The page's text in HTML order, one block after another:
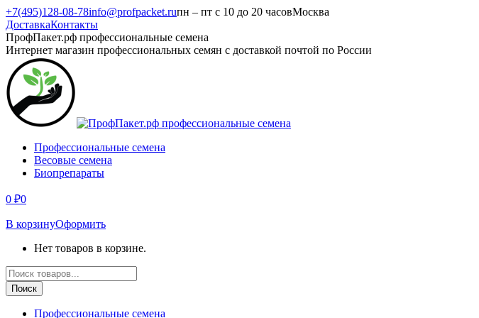
Перейти
к
содержанию
+7(495)128-08-78info@profpacket.ruпн – пт с 10 до 20 часовМосква
ДоставкаКонтакты
Facebook
page
opens
in
new
window
Одноклассники
page
opens
in
new
window
Instagram
page
opens
in
new
window
Вконтакте
page
opens
in
new
window
Viber
page
opens
in
new
window
Whatsapp
page
opens
in
new
window
ПрофПакет.рф профессиональные семена
Интернет магазин профессиональных семян с доставкой почтой по России
Профессиональные семена
Весовые семена
Биопрепараты
0 ₽0
В корзинуОформить
Нет товаров в корзине.
Поиск
товаров
Поиск
Профессиональные семена